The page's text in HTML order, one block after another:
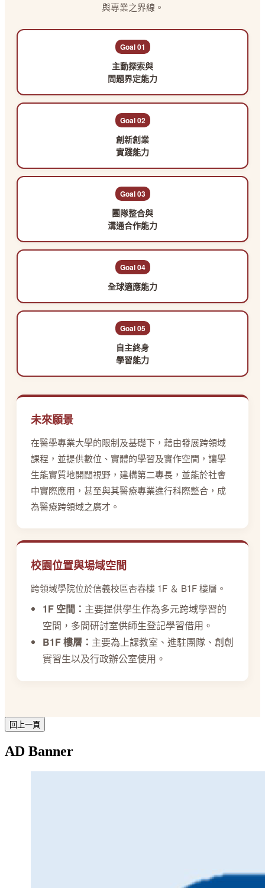
與專業之界線。
Goal 01
主動探索與
問題界定能力
Goal 02
創新創業
實踐能力
Goal 03
團隊整合與
溝通合作能力
Goal 04
全球適應能力
Goal 05
自主終身
學習能力
未來願景
在醫學專業大學的限制及基礎下，藉由發展跨領域
課程，並提供數位、實體的學習及實作空間，讓學
生能實質地開闊視野，建構第二專長，並能於社會
中實際應用，甚至與其醫療專業進行科際整合，成
為醫療跨領域之廣才。
校園位置與場域空間
跨領域學院位於信義校區杏春樓 1F ＆ B1F 樓層。
1F 空間： 主要提供學生作為多元跨域學習的
空間，多間研討室供師生登記學習借用。
B1F 樓層： 主要為上課教室、進駐團隊、創創
實習生以及行政辦公室使用。
AD Banner